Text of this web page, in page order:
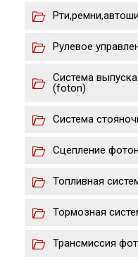
Рулевое
Система
(foton)
Система
Сцепление
Топливная
Тормозная
Трансмиссия